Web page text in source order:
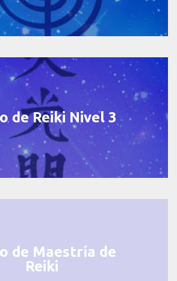
de Reiki Nivel 3
de Maestría de
Reiki